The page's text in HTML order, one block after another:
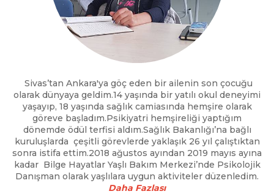
Sivas’tan Ankara'ya göç eden bir ailenin son çocuğu
olarak dünyaya geldim.14 yaşında bir yatılı okul deneyimi
yaşayıp, 18 yaşında sağlık camiasında hemşire olarak
göreve başladım.Psikiyatri hemşireliği yaptığım
dönemde ödül terfisi aldım.Sağlık Bakanlığı’na bağlı
kuruluşlarda çeşitli görevlerde yaklaşık 26 yıl çalıştıktan
sonra istifa ettim.2018 ağustos ayından 2019 mayıs ayına
kadar Bilge Hayatlar Yaşlı Bakım Merkezi’nde Psikolojik
Danışman olarak yaşlılara uygun aktiviteler düzenledim.
Daha Fazlası